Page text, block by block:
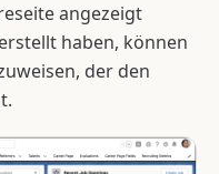
angezeigt
haben, können
der den